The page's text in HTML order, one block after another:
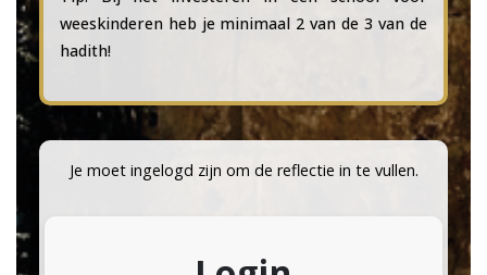
weeskinderen heb je minimaal 2 van de 3 van de
hadith!
Je moet ingelogd zijn om de reflectie in te vullen.